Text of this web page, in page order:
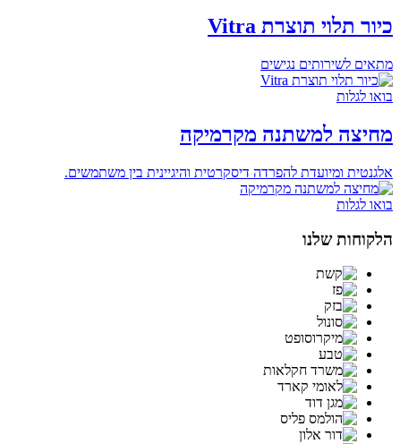
כיור תלוי תוצרת Vitra
מתאים לשירותים נגישים
בואו לגלות
מחיצה למשתנה מקרמיקה
אלגנטית ומיועדת להפרדה דיסקרטית והיגיינית בין משתמשים.
בואו לגלות
הלקוחות שלנו